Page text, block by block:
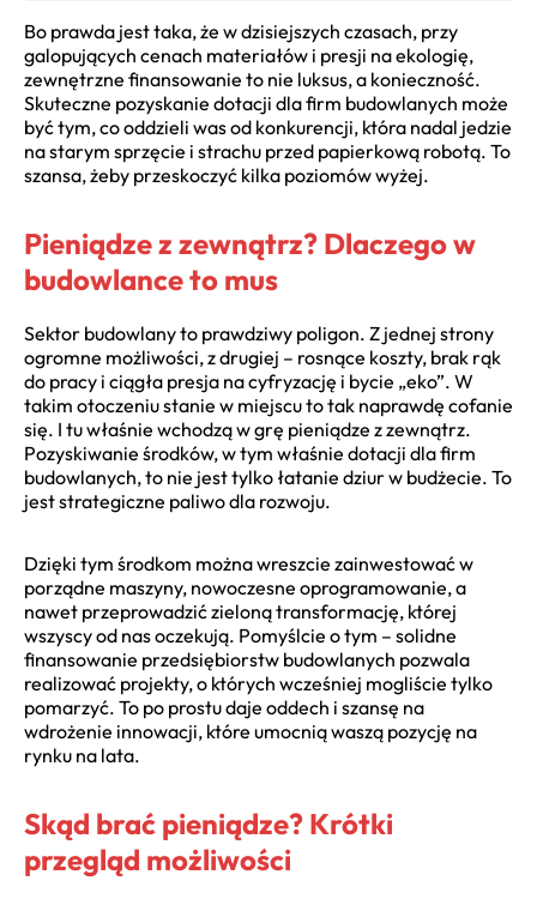
Bo prawda jest taka, że w dzisiejszych czasach, przy
galopujących cenach materiałów i presji na ekologię,
zewnętrzne finansowanie to nie luksus, a konieczność.
Skuteczne pozyskanie dotacji dla firm budowlanych może
być tym, co oddzieli was od konkurencji, która nadal jedzie
na starym sprzęcie i strachu przed papierkową robotą. To
szansa, żeby przeskoczyć kilka poziomów wyżej.
Pieniądze z zewnątrz? Dlaczego w
budowlance to mus
Sektor budowlany to prawdziwy poligon. Z jednej strony
ogromne możliwości, z drugiej – rosnące koszty, brak rąk
do pracy i ciągła presja na cyfryzację i bycie „eko”. W
takim otoczeniu stanie w miejscu to tak naprawdę cofanie
się. I tu właśnie wchodzą w grę pieniądze z zewnątrz.
Pozyskiwanie środków, w tym właśnie dotacji dla firm
budowlanych, to nie jest tylko łatanie dziur w budżecie. To
jest strategiczne paliwo dla rozwoju.
Dzięki tym środkom można wreszcie zainwestować w
porządne maszyny, nowoczesne oprogramowanie, a
nawet przeprowadzić zieloną transformację, której
wszyscy od nas oczekują. Pomyślcie o tym – solidne
finansowanie przedsiębiorstw budowlanych pozwala
realizować projekty, o których wcześniej mogliście tylko
pomarzyć. To po prostu daje oddech i szansę na
wdrożenie innowacji, które umocnią waszą pozycję na
rynku na lata.
Skąd brać pieniądze? Krótki
przegląd możliwości